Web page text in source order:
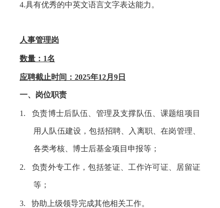
4.具有优秀的中英文语言文字表达能力。
人事管理岗
数量： 1名
应聘截止时间： 2025年12月 9 日
一、岗位职责
1. 负责博士后队伍、管理及支撑队伍、课题组项目
用人队伍建设，包括招聘、入离职、在岗管理、
各类考核、博士后基金项目申报等；
2. 负责外专工作，包括签证、工作许可证、居留证
等；
3. 协助上级领导完成其他相关工作。